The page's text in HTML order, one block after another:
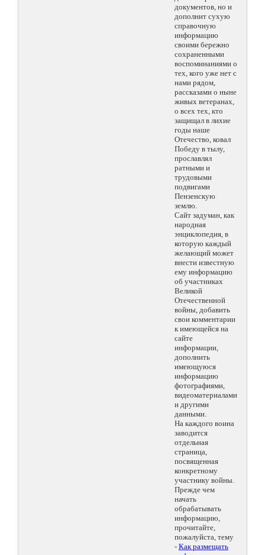
документов, но и
дополнит сухую
справочную
информацию
своими бережно
сохраненными
воспоминаниями о
тех, кого уже нет с
нами рядом,
рассказами о ныне
живых ветеранах,
о всех тех, кто
защищал в лихие
годы наше
Отечество, ковал
Победу в тылу,
прославлял
ратными и
трудовыми
подвигами
Пензенскую
землю.
Сайт задуман, как
народная
энциклопедия, в
которую каждый
желающий может
внести известную
ему информацию
об участниках
Великой
Отечественной
войны, добавить
свои комментарии
к имеющейся на
сайте
информации,
дополнить
имеющуюся
информацию
фотографиями,
видеоматериалами
и другими
данными.
На каждого воина
заводится
отдельная
страница,
посвященная
конкретному
участнику войны.
Прежде чем
начать
обрабатывать
информацию,
прочитайте,
пожалуйста, тему
- Как размещать